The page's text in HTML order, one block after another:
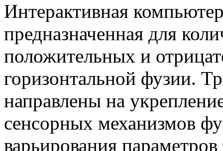
Интерактивная
предназначенная для
положительных и
горизонтальной фузии.
направлены на
сенсорных механизмов
варьирования